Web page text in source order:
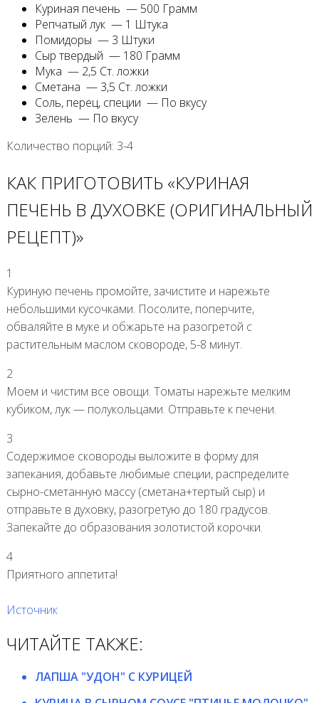
Куриная печень — 500 Грамм
Репчатый лук — 1 Штука
Помидоры — 3 Штуки
Сыр твердый — 180 Грамм
Мука — 2,5 Ст. ложки
Сметана — 3,5 Ст. ложки
Соль, перец, специи — По вкусу
Зелень — По вкусу
Количество порций: 3-4
КАК ПРИГОТОВИТЬ «КУРИНАЯ
ПЕЧЕНЬ В ДУХОВКЕ (ОРИГИНАЛЬНЫЙ
РЕЦЕПТ)»
1
Куриную печень промойте, зачистите и нарежьте
небольшими кусочками. Посолите, поперчите,
обваляйте в муке и обжарьте на разогретой с
растительным маслом сковороде, 5-8 минут.
2
Моем и чистим все овощи. Томаты нарежьте мелким
кубиком, лук — полукольцами. Отправьте к печени.
3
Содержимое сковороды выложите в форму для
запекания, добавьте любимые специи, распределите
сырно-сметанную массу (сметана+тертый сыр) и
отправьте в духовку, разогретую до 180 градусов.
Запекайте до образования золотистой корочки.
4
Приятного аппетита!
Источник
ЧИТАЙТЕ ТАКЖЕ:
ЛАПША "УДОН" С КУРИЦЕЙ